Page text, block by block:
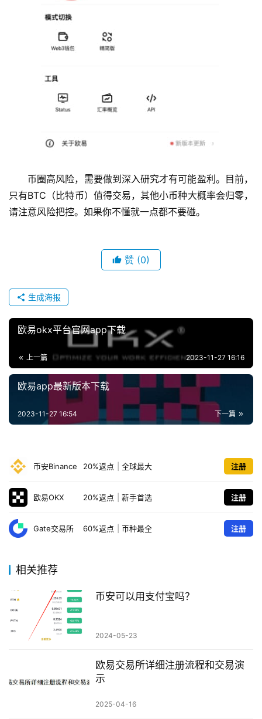
币圈高风险，需要做到深入研究才有可能盈利。目前，
只有BTC（比特币）值得交易，其他小币种大概率会归零，
请注意风险把控。如果你不懂就一点都不要碰。
赞 (0)
生成海报
欧易okx平台官网app下载
上一篇 2023-11-27 16:16
欧易app最新版本下载
下一篇
2023-11-27 16:54
币安Binance 20%返点 全球最大 注册
欧易OKX 20%返点 新手首选 注册
Gate交易所 60%返点 币种最全 注册
相关推荐
币安可以用支付宝吗？
2024-05-23
欧易交易所详细注册流程和交易演
示
2025-04-16